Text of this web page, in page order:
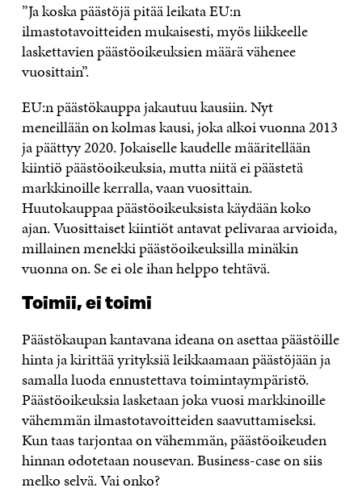
”Ja koska päästöjä pitää leikata EU:n
ilmastotavoitteiden mukaisesti, myös liikkeelle
laskettavien päästöoikeuksien määrä vähenee
vuosittain”.
EU:n päästökauppa jakautuu kausiin. Nyt
meneillään on kolmas kausi, joka alkoi vuonna 2013
ja päättyy 2020. Jokaiselle kaudelle määritellään
kiintiö päästöoikeuksia, mutta niitä ei päästetä
markkinoille kerralla, vaan vuosittain.
Huutokauppaa päästöoikeuksista käydään koko
ajan. Vuosittaiset kiintiöt antavat pelivaraa arvioida,
millainen menekki päästöoikeuksilla minäkin
vuonna on. Se ei ole ihan helppo tehtävä.
Toimii, ei toimi
Päästökaupan kantavana ideana on asettaa päästöille
hinta ja kirittää yrityksiä leikkaamaan päästöjään ja
samalla luoda ennustettava toimintaympäristö.
Päästöoikeuksia lasketaan joka vuosi markkinoille
vähemmän ilmastotavoitteiden saavuttamiseksi.
Kun taas tarjontaa on vähemmän, päästöoikeuden
hinnan odotetaan nousevan. Business-case on siis
melko selvä. Vai onko?